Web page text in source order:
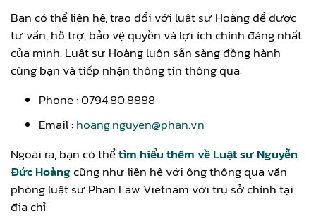
Bạn có thể liên hệ, trao đổi với luật sư Hoàng để được
tư vấn, hỗ trợ, bảo vệ quyền và lợi ích chính đáng nhất
của mình. Luật sư Hoàng luôn sẵn sàng đồng hành
cùng bạn và tiếp nhận thông tin thông qua:
Phone : 0794.80.8888
Email : hoang.nguyen@phan.vn
Ngoài ra, bạn có thểtìm hiểu thêm về Luật sư Nguyễn
Đức Hoàngcũng như liên hệ với ông thông qua văn
phòng luật sư Phan Law Vietnam với trụ sở chính tại
địa chỉ: